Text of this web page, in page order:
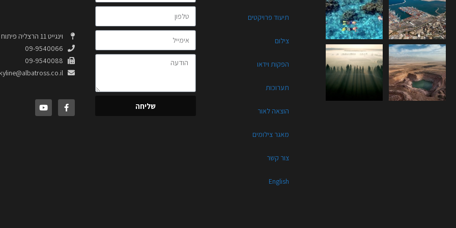
תיעוד פרויקטים
צילום
הפקות וידאו
תערוכות
הוצאה לאור
מאגר צילומים
צור קשר
English
שליחה
וינגייט 11 הרצליה פיתוח 4664320
09-9540066
09-9540088